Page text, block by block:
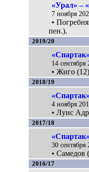
«Урал» –
7 ноября
•
пен.).
2019/20
14
• Жиго
2018/19
4 ноября
• Луис
2017/18
30
• Самедов
2016/17